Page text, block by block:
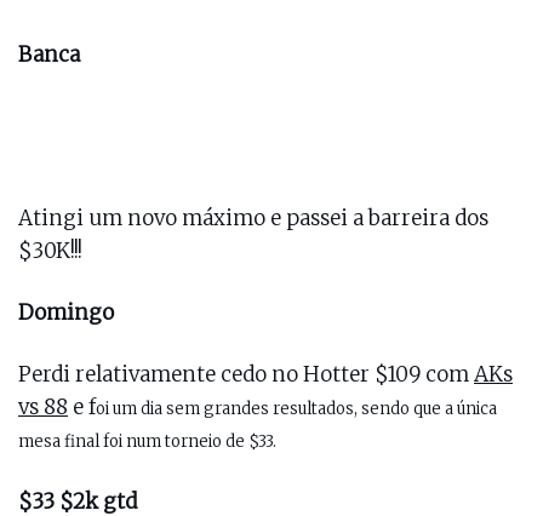
Banca
Atingi um novo máximo e passei a barreira dos
$30K!!!
Domingo
Perdi relativamente cedo no Hotter $109 comAKs
vs 88 e foi um dia sem grandes resultados, sendo que a única
mesa final foi num torneio de $33.
$33 $2k gtd